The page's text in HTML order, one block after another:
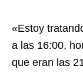
«Estoy
a las 16:00,
que eran las